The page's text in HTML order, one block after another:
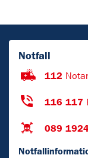
Notfall
112
116 117
089